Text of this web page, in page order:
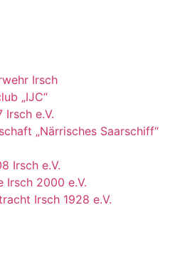
Irsch
„IJC“
Irsch e.V.
„Närrisches Saarschiff“
Irsch e.V.
Irsch 2000 e.V.
Irsch 1928 e.V.